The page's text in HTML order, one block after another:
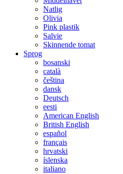
Natlig
Olivia
Pink plastik
Salvie
Skinnende tomat
Sprog
bosanski
català
čeština
dansk
Deutsch
eesti
American English
British English
español
français
hrvatski
íslenska
italiano